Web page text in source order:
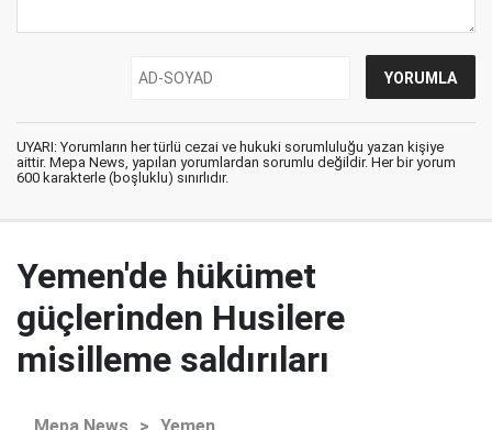
UYARI: Yorumların her türlü cezai ve hukuki sorumluluğu yazan kişiye
aittir. Mepa News, yapılan yorumlardan sorumlu değildir. Her bir yorum
600 karakterle (boşluklu) sınırlıdır.
Yemen'de hükümet
güçlerinden Husilere
misilleme saldırıları